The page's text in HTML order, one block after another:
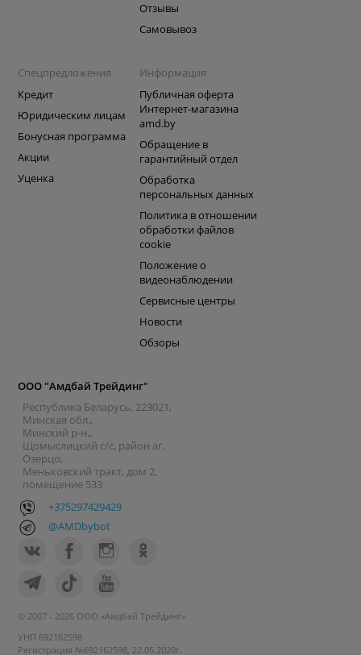
Отзывы
Самовывоз
Спецпредложения
Кредит
Юридическим лицам
Бонусная программа
Акции
Уценка
Информация
Публичная оферта
Интернет-магазина
amd.by
Обращение в
гарантийный отдел
Обработка
персональных данных
Политика в отношении
обработки файлов
cookie
Положение о
видеонаблюдении
Сервисные центры
Новости
Обзоры
ООО "Амдбай Трейдинг"
Республика Беларусь, 223021,
Минская обл.,
Минский р-н.,
Щомыслицкий с/с, район аг.
Озерцо,
Меньковский тракт, дом 2,
помещение 533
+375297429429
@AMDbybot
© 2007 - 2026 ООО «Амдбай Трейдинг»
УНП 692162598
Регистрация №692162598, 22.05.2020г.